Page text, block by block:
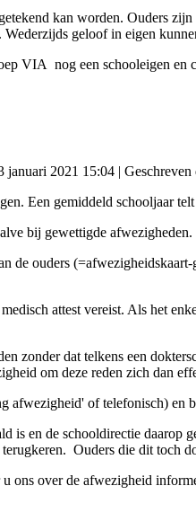
kan worden. Ouders
geloof in eigen
VIA nog een schooleigen en
januari 2021 15:04 | Geschreven
Een gemiddeld schooljaar
bij gewettigde afwezigheden.
de ouders
attest vereist. Als het
zonder dat telkens een
om deze reden zich dan
of telefonisch) en
is en de schooldirectie
Ouders die dit toch
ons over de afwezigheid